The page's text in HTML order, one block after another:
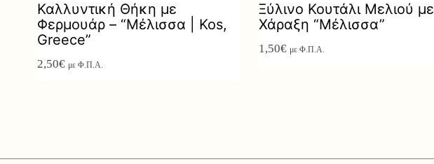
Καλλυντική Θήκη με
Φερμουάρ – “Μέλισσα | Kos,
Greece”
2,50€ με Φ.Π.Α.
Ξύλινο Κουτάλι Μελιού με
Χάραξη “Μέλισσα”
1,50€ με Φ.Π.Α.